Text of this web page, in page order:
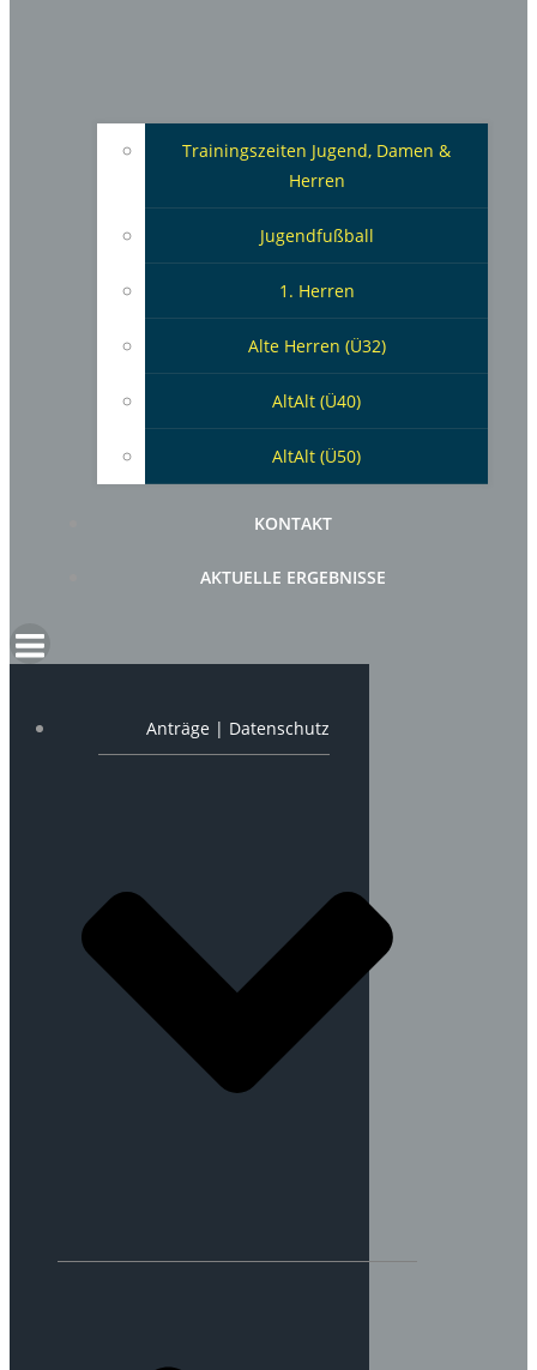
Trainingszeiten Jugend, Damen &
Herren
Jugendfußball
1. Herren
Alte Herren (Ü32)
AltAlt (Ü40)
AltAlt (Ü50)
KONTAKT
AKTUELLE ERGEBNISSE
Anträge | Datenschutz